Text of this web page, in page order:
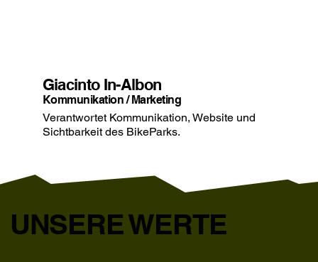
UNSERE WERTE
Giacinto In-Albon
Kommunikation / Marketing
Verantwortet Kommunikation, Website und
Sichtbarkeit des BikeParks.